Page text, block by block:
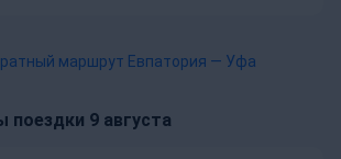
маршрут Евпатория — Уфа
поездки 9 августа